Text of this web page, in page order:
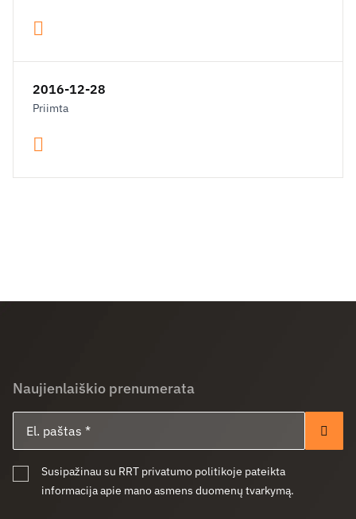
2016-12-28
Priimta
Naujienlaiškio prenumerata
Susipažinau su RRT privatumo politikoje pateikta
informacija apie mano asmens duomenų tvarkymą.